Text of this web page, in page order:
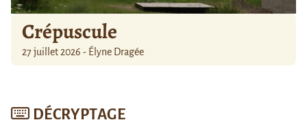
Crépuscule
27 juillet 2026 - Élyne Dragée
DÉCRYPTAGE